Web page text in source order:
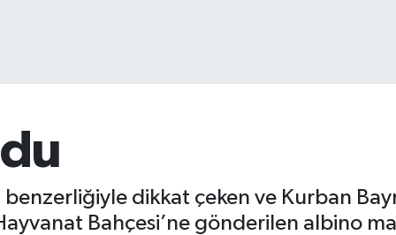
benzerliğiyle dikkat çeken ve Kurban
Bahçesi’ne gönderilen albino